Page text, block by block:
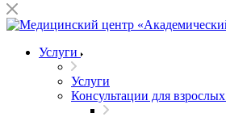
Услуги
Услуги
Консультации для взрослых